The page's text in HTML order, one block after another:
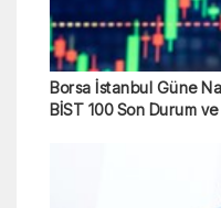
Borsa İstanbul Güne
BİST 100 Son Durum